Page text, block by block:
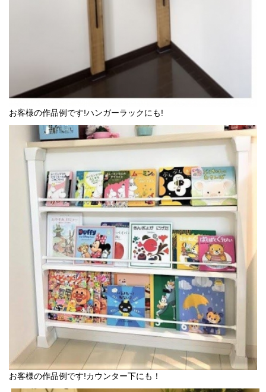
お客様の作品例です!ハンガーラックにも!
お客様の作品例です!カウンター下にも！